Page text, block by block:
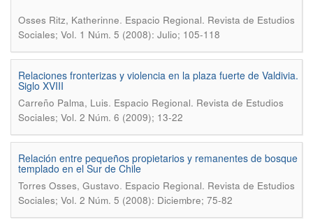
Osses Ritz, Katherinne. Espacio Regional. Revista de Estudios
Sociales; Vol. 1 Núm. 5 (2008): Julio; 105-118
Relaciones fronterizas y violencia en la plaza fuerte de Valdivia.
Siglo XVIII
Carreño Palma, Luis. Espacio Regional. Revista de Estudios
Sociales; Vol. 2 Núm. 6 (2009); 13-22
Relación entre pequeños propietarios y remanentes de bosque
templado en el Sur de Chile
Torres Osses, Gustavo. Espacio Regional. Revista de Estudios
Sociales; Vol. 2 Núm. 5 (2008): Diciembre; 75-82